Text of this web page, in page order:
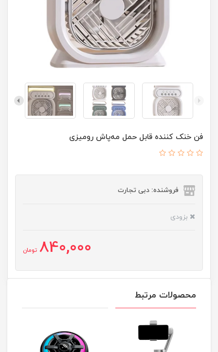
فن خنک کننده قابل حمل مه‌پاش رومیزی
فروشنده: دبی تجارت
بزودی
840,000 تومان
محصولات مرتبط